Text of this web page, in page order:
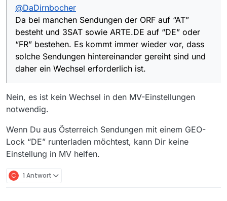
@DaDirnbocher
Da bei manchen Sendungen der ORF auf “AT”
besteht und 3SAT sowie ARTE.DE auf “DE” oder
“FR” bestehen. Es kommt immer wieder vor, dass
solche Sendungen hintereinander gereiht sind und
daher ein Wechsel erforderlich ist.
Nein, es ist kein Wechsel in den MV-Einstellungen
notwendig.
Wenn Du aus Österreich Sendungen mit einem GEO-
Lock “DE” runterladen möchtest, kann Dir keine
Einstellung in MV helfen.
C 1 Antwort